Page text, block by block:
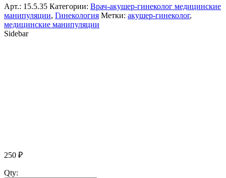
Арт.: 15.5.35 Категории: Врач-акушер-гинеколог медицинские
манипуляции, Гинекология Метки: акушер-гинеколог,
медицинские манипуляции
Sidebar
250 ₽
Qty: